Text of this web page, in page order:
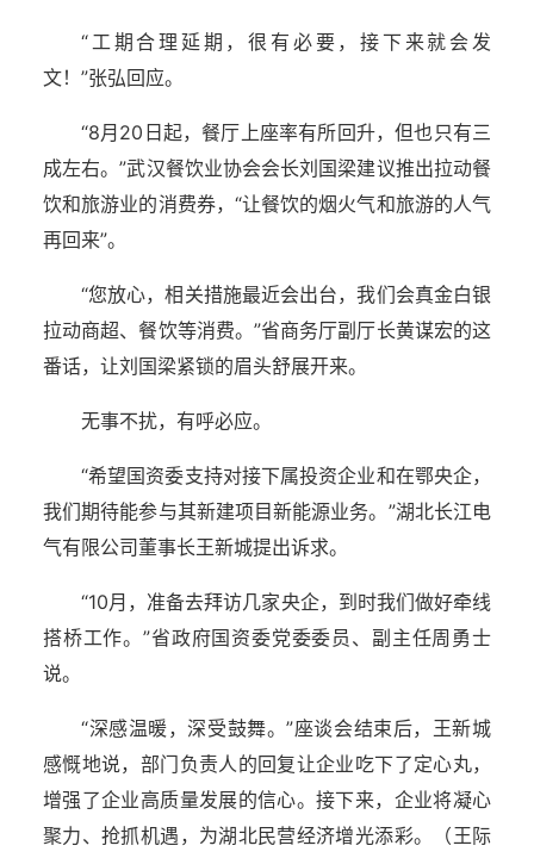
“工期合理延期，很有必要，接下来就会发
文！”张弘回应。
“8月20日起，餐厅上座率有所回升，但也只有三
成左右。”武汉餐饮业协会会长刘国梁建议推出拉动餐
饮和旅游业的消费券，“让餐饮的烟火气和旅游的人气
再回来”。
“您放心，相关措施最近会出台，我们会真金白银
拉动商超、餐饮等消费。”省商务厅副厅长黄谋宏的这
番话，让刘国梁紧锁的眉头舒展开来。
无事不扰，有呼必应。
“希望国资委支持对接下属投资企业和在鄂央企，
我们期待能参与其新建项目新能源业务。”湖北长江电
气有限公司董事长王新城提出诉求。
“10月，准备去拜访几家央企，到时我们做好牵线
搭桥工作。”省政府国资委党委委员、副主任周勇士
说。
“深感温暖，深受鼓舞。”座谈会结束后，王新城
感慨地说，部门负责人的回复让企业吃下了定心丸，
增强了企业高质量发展的信心。接下来，企业将凝心
聚力、抢抓机遇，为湖北民营经济增光添彩。（王际